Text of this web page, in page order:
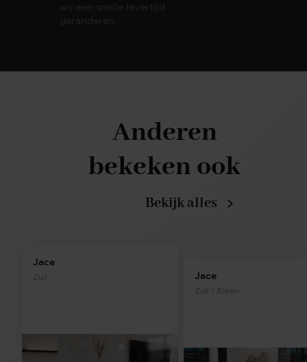
wij een snelle levertijd
garanderen.
Jace
Zuil Jace
Zuil | Eiken
Anderen
bekeken ook
Bekijk alles